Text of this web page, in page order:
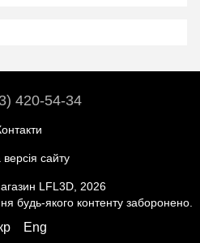
420-54-34
сайту
LFL3D, 2026
будь-якого контенту заборонено.
Eng